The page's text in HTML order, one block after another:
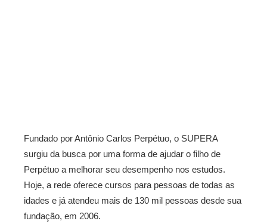
Fundado por Antônio Carlos Perpétuo, o SUPERA
surgiu da busca por uma forma de ajudar o filho de
Perpétuo a melhorar seu desempenho nos estudos.
Hoje, a rede oferece cursos para pessoas de todas as
idades e já atendeu mais de 130 mil pessoas desde sua
fundação, em 2006.